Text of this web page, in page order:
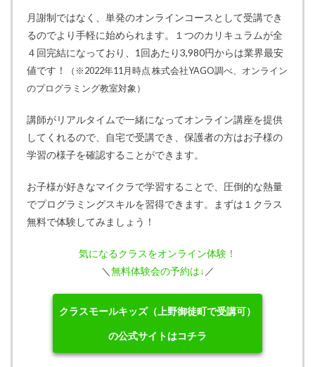
月謝制ではなく、単発のオンラインコースとして受講でき
るのでより手軽に始められます。１つのカリキュラムが全
４回完結になっており、1回あたり3,980円からは業界最安
値です！
（※2022年11月時点 株式会社YAGO調べ、オンライン
のプログラミング教室対象）
講師がリアルタイムで一緒になってオンライン講座を提供
してくれるので、自宅で受講でき、保護者の方はお子様の
学習の様子を確認することができます。
お子様が好きなマイクラで学習することで、圧倒的な熱量
でプログラミングスキルを習得できます。まずは１クラス
無料で体験してみましょう！
気になるクラスをオンライン体験！
＼ 無料体験会の予約は↓ ／
クラスモールキッズ（上野御徒町で受講可）
の公式サイトはコチラ